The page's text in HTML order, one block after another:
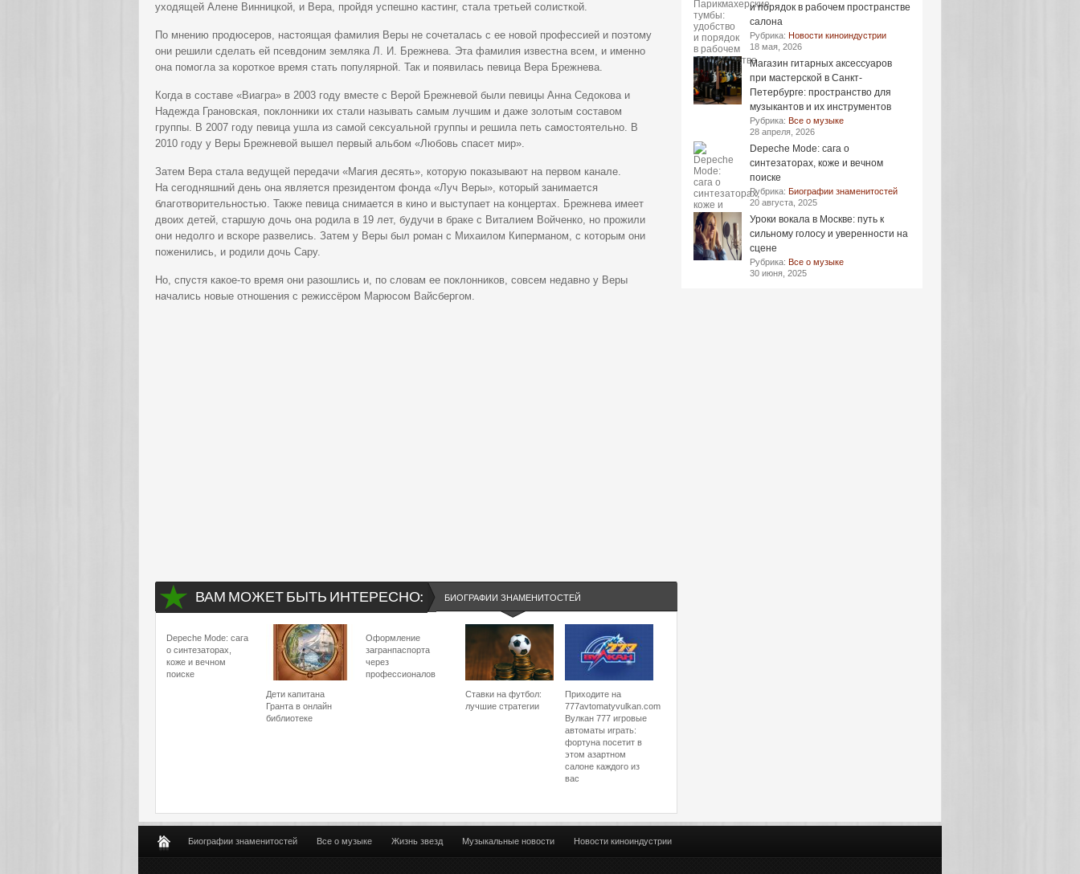
уходящей Алене Винницкой, и Вера, пройдя успешно кастинг, стала третьей солисткой.
По мнению продюсеров, настоящая фамилия Веры не сочеталась с ее новой профессией и поэтому
они решили сделать ей псевдоним земляка Л. И. Брежнева. Эта фамилия известна всем, и именно
она помогла за короткое время стать популярной. Так и появилась певица Вера Брежнева.
Когда в составе «Виагра» в 2003 году вместе с Верой Брежневой были певицы Анна Седокова и
Надежда Грановская, поклонники их стали называть самым лучшим и даже золотым составом
группы. В 2007 году певица ушла из самой сексуальной группы и решила петь самостоятельно. В
2010 году у Веры Брежневой вышел первый альбом «Любовь спасет мир».
Затем Вера стала ведущей передачи «Магия десять», которую показывают на первом канале.
На сегодняшний день она является президентом фонда «Луч Веры», который занимается
благотворительностью. Также певица снимается в кино и выступает на концертах. Брежнева имеет
двоих детей, старшую дочь она родила в 19 лет, будучи в браке с Виталием Войченко, но прожили
они недолго и вскоре развелись. Затем у Веры был роман с Михаилом Киперманом, с которым они
поженились, и родили дочь Сару.
Но, спустя какое-то время они разошлись и, по словам ее поклонников, совсем недавно у Веры
начались новые отношения с режиссёром Марюсом Вайсбергом.
ВАМ МОЖЕТ БЫТЬ ИНТЕРЕСНО: БИОГРАФИИ ЗНАМЕНИТОСТЕЙ
Depeche Mode: сага
о синтезаторах,
коже и вечном
поиске
Дети капитана
Гранта в онлайн
библиотеке
Оформление
загранпаспорта
через
профессионалов
Ставки на футбол:
лучшие стратегии
Приходите на
777avtomatyvulkan.com
Вулкан 777 игровые
автоматы играть:
фортуна посетит в
этом азартном
салоне каждого из
вас
и порядок в рабочем пространстве
салона
Рубрика: Новости киноиндустрии
18 мая, 2026
Магазин гитарных аксессуаров
при мастерской в Санкт-
Петербурге: пространство для
музыкантов и их инструментов
Рубрика: Все о музыке
28 апреля, 2026
Depeche Mode: сага о
синтезаторах, коже и вечном
поиске
Рубрика: Биографии знаменитостей
20 августа, 2025
Уроки вокала в Москве: путь к
сильному голосу и уверенности на
сцене
Рубрика: Все о музыке
30 июня, 2025
Биографии знаменитостей Все о музыке Жизнь звезд Музыкальные новости Новости киноиндустрии